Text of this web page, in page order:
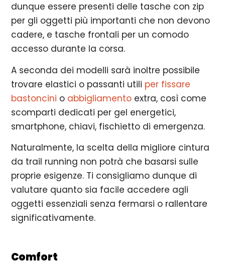
dunque essere presenti delle tasche con zip
per gli oggetti più importanti che non devono
cadere, e tasche frontali per un comodo
accesso durante la corsa.
A seconda dei modelli sarà inoltre possibile
trovare elastici o passanti utili per fissare
bastoncini o abbigliamento extra, così come
scomparti dedicati per gel energetici,
smartphone, chiavi, fischietto di emergenza.
Naturalmente, la scelta della migliore cintura
da trail running non potrà che basarsi sulle
proprie esigenze. Ti consigliamo dunque di
valutare quanto sia facile accedere agli
oggetti essenziali senza fermarsi o rallentare
significativamente.
Comfort